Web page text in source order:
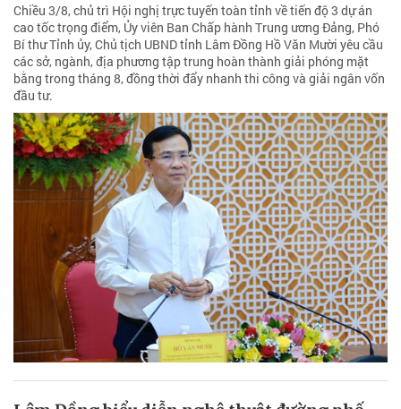
Chiều 3/8, chủ trì Hội nghị trực tuyến toàn tỉnh về tiến độ 3 dự án
cao tốc trọng điểm, Ủy viên Ban Chấp hành Trung ương Đảng, Phó
Bí thư Tỉnh ủy, Chủ tịch UBND tỉnh Lâm Đồng Hồ Văn Mười yêu cầu
các sở, ngành, địa phương tập trung hoàn thành giải phóng mặt
bằng trong tháng 8, đồng thời đẩy nhanh thi công và giải ngân vốn
đầu tư.